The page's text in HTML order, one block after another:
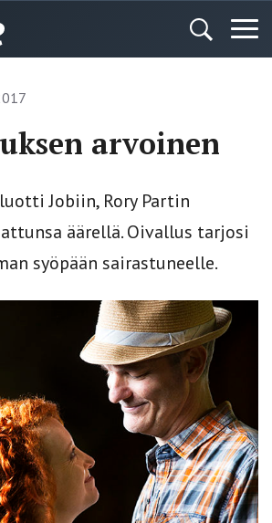
arvoinen
Jobiin, Rory Partin
äärellä. Oivallus tarjosi
syöpään sairastuneelle.